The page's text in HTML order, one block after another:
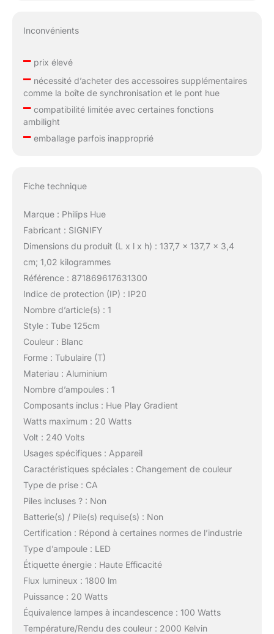
Inconvénients
–prix élevé
–nécessité d’acheter des accessoires supplémentaires
comme la boîte de synchronisation et le pont hue
–compatibilité limitée avec certaines fonctions
ambilight
–emballage parfois inapproprié
Fiche technique
Marque : Philips Hue
Fabricant : SIGNIFY
Dimensions du produit (L x l x h) : 137,7 x 137,7 x 3,4
cm; 1,02 kilogrammes
Référence : 871869617631300
Indice de protection (IP) : IP20
Nombre d’article(s) : 1
Style : Tube 125cm
Couleur : Blanc
Forme : Tubulaire (T)
Materiau : Aluminium
Nombre d’ampoules : 1
Composants inclus : Hue Play Gradient
Watts maximum : 20 Watts
Volt : 240 Volts
Usages spécifiques : Appareil
Caractéristiques spéciales : Changement de couleur
Type de prise : CA
Piles incluses ? : Non
Batterie(s) / Pile(s) requise(s) : Non
Certification : Répond à certaines normes de l’industrie
Type d’ampoule : LED
Étiquette énergie : Haute Efficacité
Flux lumineux : 1800 lm
Puissance : 20 Watts
Équivalence lampes à incandescence : 100 Watts
Température/Rendu des couleur : 2000 Kelvin